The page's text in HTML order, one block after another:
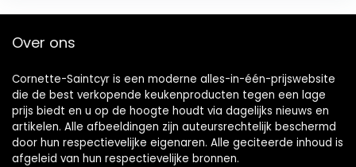
Over ons
Cornette-Saintcyr is een moderne alles-in-één-prijswebsite
die de best verkopende keukenproducten tegen een lage
prijs biedt en u op de hoogte houdt via dagelijks nieuws en
artikelen. Alle afbeeldingen zijn auteursrechtelijk beschermd
door hun respectievelijke eigenaren. Alle geciteerde inhoud is
afgeleid van hun respectievelijke bronnen.